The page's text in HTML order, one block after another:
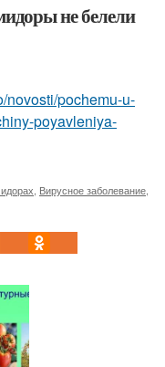
не белели
novosti/pochemu-u-
poyavleniya-
Вирусное заболевание